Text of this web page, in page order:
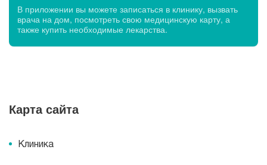
В приложении вы можете записаться в клинику, вызвать
врача на дом, посмотреть свою медицинскую карту, а
также купить необходимые лекарства.
Карта сайта
Клиника